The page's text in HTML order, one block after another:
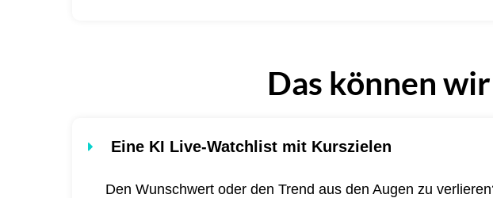
Das können
Eine KI Live-Watchlist mit Kurszielen
Den Wunschwert oder den Trend aus den Augen zu